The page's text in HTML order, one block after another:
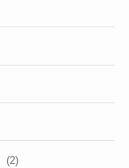
(2)